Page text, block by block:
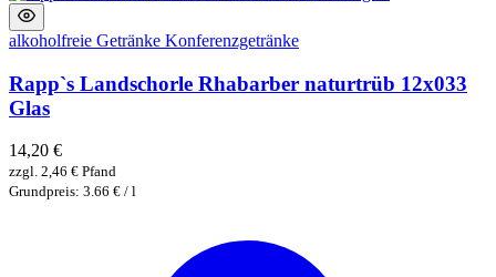
alkoholfreie Getränke Konferenzgetränke
Rapp`s Landschorle Rhabarber naturtrüb 12x033
Glas
14,20 €
zzgl. 2,46 € Pfand
Grundpreis: 3.66 € / l